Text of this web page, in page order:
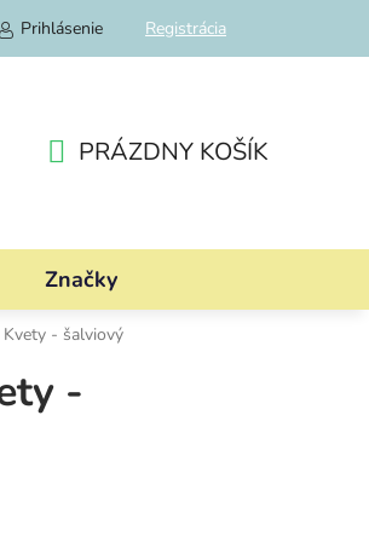
Prihlásenie Registrácia
KOŠÍK
PRÁZDNY KOŠÍK
Značky
- šalviový
-